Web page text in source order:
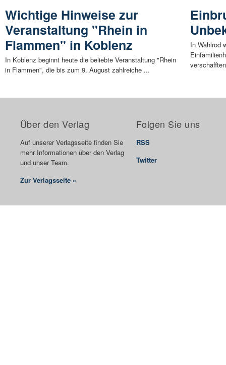
Wichtige Hinweise zur
Veranstaltung "Rhein in
Flammen" in Koblenz
In Koblenz beginnt heute die beliebte Veranstaltung "Rhein
in Flammen", die bis zum 9. August zahlreiche ...
In Wahlrod
Über den Verlag
Auf unserer Verlagsseite finden Sie
mehr Informationen über den Verlag
und unser Team.
Zur Verlagsseite »
Folgen Sie uns
RSS
Twitter